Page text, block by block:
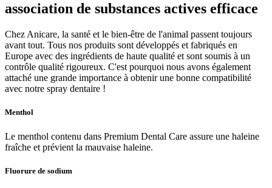
association de substances actives efficace
Chez Anicare, la santé et le bien-être de l'animal passent toujours
avant tout. Tous nos produits sont développés et fabriqués en
Europe avec des ingrédients de haute qualité et sont soumis à un
contrôle qualité rigoureux. C'est pourquoi nous avons également
attaché une grande importance à obtenir une bonne compatibilité
avec notre spray dentaire !
Menthol
Le menthol contenu dans Premium Dental Care assure une haleine
fraîche et prévient la mauvaise haleine.
Fluorure de sodium